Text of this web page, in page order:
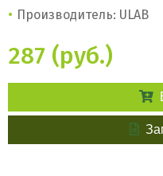
Производитель: ULAB
287 (руб.)